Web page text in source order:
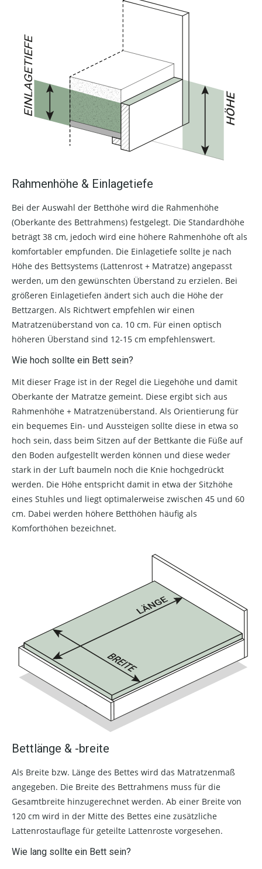
Rahmenhöhe & Einlagetiefe
Bei der Auswahl der Betthöhe wird die Rahmenhöhe
(Oberkante des Bettrahmens) festgelegt. Die Standardhöhe
beträgt 38 cm, jedoch wird eine höhere Rahmenhöhe oft als
komfortabler empfunden. Die Einlagetiefe sollte je nach
Höhe des Bettsystems (Lattenrost + Matratze) angepasst
werden, um den gewünschten Überstand zu erzielen. Bei
größeren Einlagetiefen ändert sich auch die Höhe der
Bettzargen. Als Richtwert empfehlen wir einen
Matratzenüberstand von ca. 10 cm. Für einen optisch
höheren Überstand sind 12-15 cm empfehlenswert.
Wie hoch sollte ein Bett sein?
Mit dieser Frage ist in der Regel die Liegehöhe und damit
Oberkante der Matratze gemeint. Diese ergibt sich aus
Rahmenhöhe + Matratzenüberstand. Als Orientierung für
ein bequemes Ein- und Aussteigen sollte diese in etwa so
hoch sein, dass beim Sitzen auf der Bettkante die Füße auf
den Boden aufgestellt werden können und diese weder
stark in der Luft baumeln noch die Knie hochgedrückt
werden. Die Höhe entspricht damit in etwa der Sitzhöhe
eines Stuhles und liegt optimalerweise zwischen 45 und 60
cm. Dabei werden höhere Betthöhen häufig als
Komforthöhen bezeichnet.
Bettlänge & -breite
Als Breite bzw. Länge des Bettes wird das Matratzenmaß
angegeben. Die Breite des Bettrahmens muss für die
Gesamtbreite hinzugerechnet werden. Ab einer Breite von
120 cm wird in der Mitte des Bettes eine zusätzliche
Lattenrostauflage für geteilte Lattenroste vorgesehen.
Wie lang sollte ein Bett sein?